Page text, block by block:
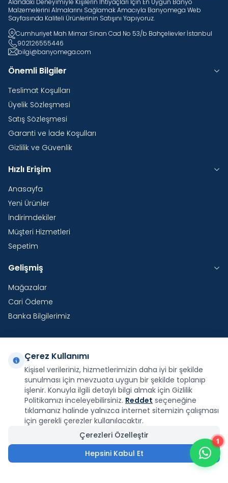
1
Malzemelerini Almalarını Sağlamak Amacıyla Banyomega Web
Sayfasında Kaliteli Ürünlerinin Satışını Yapıyoruz.
Cumhuriyet Mah Mimar Sinan Cad No 53/b Bahçelievler İstanbul
902126555446
bilgi@banyomega.com
Önemli Bilgiler
Teslimat Koşulları
Üyelik Sözleşmesi
Satış Sözleşmesi
Garanti ve İade Koşulları
Gizlilik ve Güvenlik
Hızlı Erişim
Anasayfa
Yeni Ürünler
İndirimdekiler
Müşteri Hizmetleri
Sepetim
Gelişmiş
Mağazalar
Cari Ödeme
Banka Bilgilerimiz
Yurtdışı Kargo
Şirketimiz E-Fatura ve E-Arşiv Fatura uygulaması
kapsamındadır.
Facebook
X İnstagram
YoutubePinterest
Çerez Kullanımı
Kişisel verileriniz, hizmetlerimizin daha iyi bir şekilde
sunulması için mevzuata uygun bir şekilde toplanıp
işlenir. Konuyla ilgili detaylı bilgi almak için Gizlilik
Politikamızı inceleyebilirsiniz. Reddet seçeneğine
tıklamanız halinde yalnızca internet sitemizin çalışması
için gerekli çerezler kullanılacaktır.
Çerezleri Özelleştir
Hepsini Kabul Et